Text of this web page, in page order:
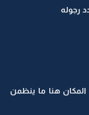
رجوله
هنا ما ينظمن